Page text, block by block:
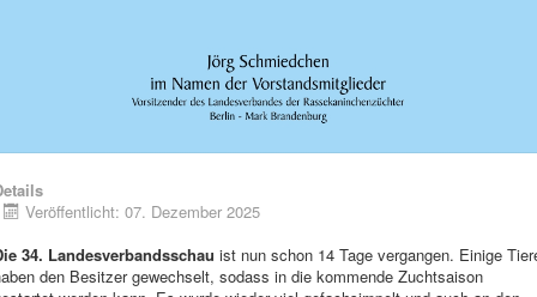
Veröffentlicht: 07. Dezember 2025
34. Landesverbandsschau ist nun schon 14 Tage vergangen. Einige
den Besitzer gewechselt, sodass in die kommende Zuchtsaison